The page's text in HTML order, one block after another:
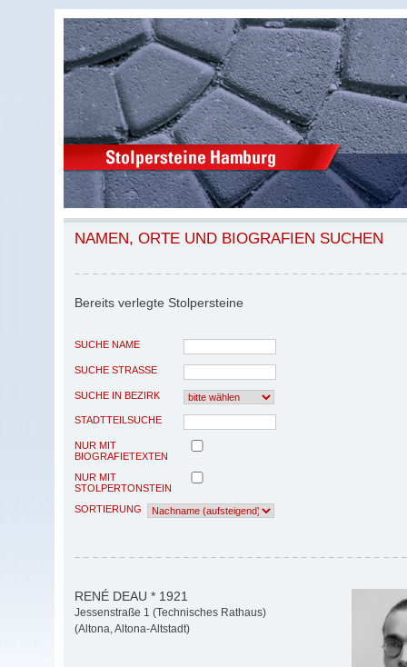
NAMEN, ORTE UND BIOGRAFIEN SUCHEN
Bereits verlegte Stolpersteine
SUCHE NAME
SUCHE STRASSE
SUCHE IN BEZIRK
STADTTEILSUCHE
NUR MIT
BIOGRAFIETEXTEN
NUR MIT
STOLPERTONSTEIN
SORTIERUNG
RENÉ DEAU * 1921
Jessenstraße 1 (Technisches Rathaus)
(Altona, Altona-Altstadt)